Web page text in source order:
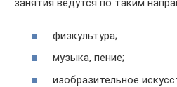
занятия ведутся по таким
физкультура;
музыка, пение;
изобразительное